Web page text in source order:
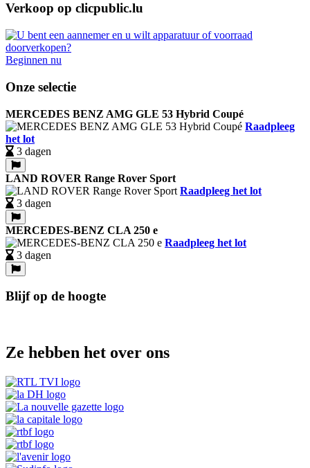
Verkoop op clicpublic.lu
Beginnen nu
Onze selectie
MERCEDES BENZ AMG GLE 53 Hybrid Coupé
Raadpleeg
het lot
3 dagen
LAND ROVER Range Rover Sport
Raadpleeg het lot
3 dagen
MERCEDES-BENZ CLA 250 e
Raadpleeg het lot
3 dagen
Blijf op de hoogte
Ze hebben het over ons